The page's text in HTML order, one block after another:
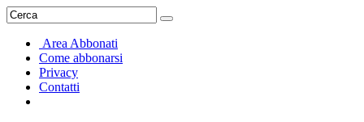
Area Abbonati
Come abbonarsi
Privacy
Contatti